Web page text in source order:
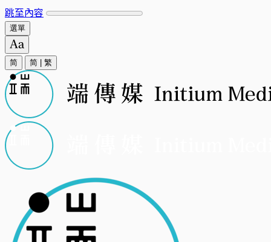
跳至內容
選單
简 简 繁